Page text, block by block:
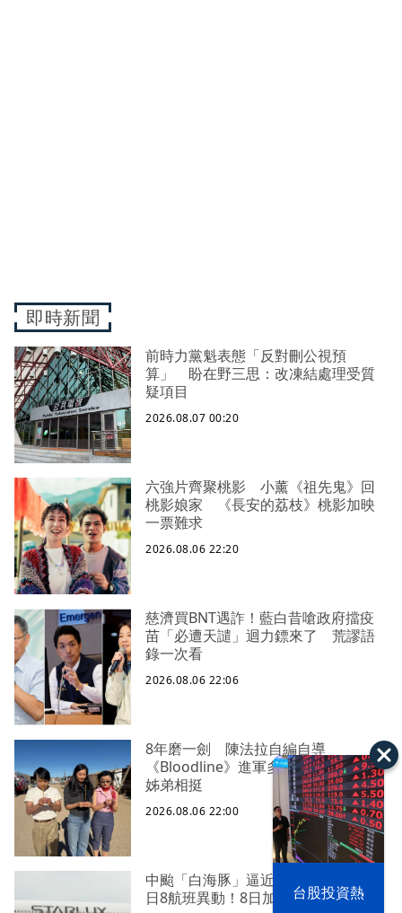
以色列 穹頂
之下
台股投資熱
即時新聞
前時力黨魁表態「反對刪公視預
算」 盼在野三思：改凍結處理受質
疑項目
2026.08.07 00:20
六強片齊聚桃影 小薰《祖先鬼》回
桃影娘家 《長安的荔枝》桃影加映
一票難求
2026.08.06 22:20
慈濟買BNT遇詐！藍白昔嗆政府擋疫
苗「必遭天譴」迴力鏢來了 荒謬語
錄一次看
2026.08.06 22:06
8年磨一劍 陳法拉自編自導
《Bloodline》進軍多倫多 柯林法洛
姊弟相挺
2026.08.06 22:00
中颱「白海豚」逼近北台灣 星宇台
日8航班異動！8日加開疏運